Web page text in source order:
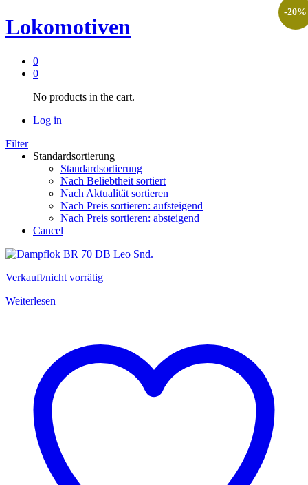
Lokomotiven
0
0
No products in the cart.
Log in
Filter
Standardsortierung
Standardsortierung
Nach Beliebtheit sortiert
Nach Aktualität sortieren
Nach Preis sortieren: aufsteigend
Nach Preis sortieren: absteigend
Cancel
Verkauft/nicht vorrätig
Weiterlesen
-20%